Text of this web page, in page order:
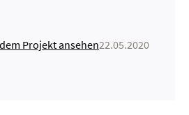
Projekt ansehen22.05.2020